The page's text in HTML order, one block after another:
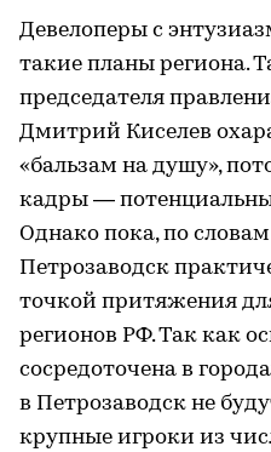
Девелоперы с
такие планы региона.
председателя
Дмитрий Киселев
«бальзам на душу»,
кадры —
Однако пока, по
Петрозаводск
точкой притяжения
регионов РФ. Так как
сосредоточена в
в Петрозаводск не
крупные игроки из